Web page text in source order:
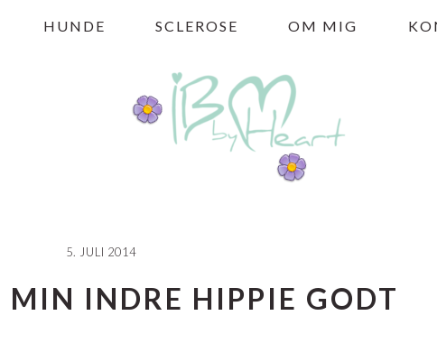
HUNDE SCLEROSE OM MIG
5. JULI 2014
INDRE HIPPIE GODT